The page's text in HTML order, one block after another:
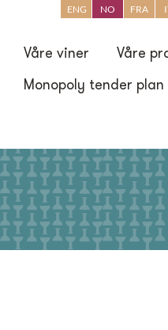
ENG NO FRA
Våre viner Våre
Monopoly tender